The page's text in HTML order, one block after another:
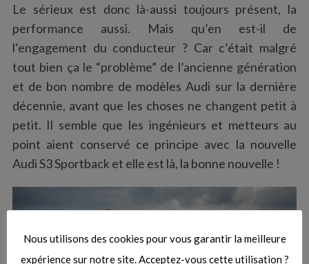
Le sérieux est donc là-aussi toujours présent, la
performance aussi. Mais qu’en est-il de
l’engagement du conducteur ? Car c’était malgré
tout bien ça le “problème” de l’ancienne génération
et de bon nombre de modèles Audi sur la dernière
décennie, avant que les choses ne changent petit à
petit. Il semble que les ingénieurs et metteurs au
point aient conservé ce principe avec la nouvelle
Audi S3 Sportback et elle est là, la bonne nouvelle !
Nous utilisons des cookies pour vous garantir la meilleure
expérience sur notre site. Acceptez-vous cette utilisation ?